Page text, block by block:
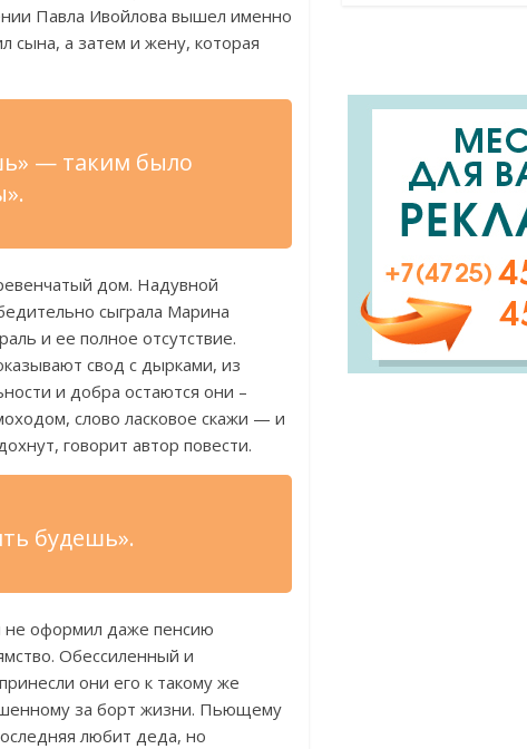
Павла Ивойлова вышел именно
сына, а затем и жену, которая
— таким было
дом. Надувной
сыграла Марина
и ее полное отсутствие.
свод с дырками, из
и добра остаются они –
слово ласковое скажи — и
говорит автор повести.
будешь».
не оформил даже пенсию
Обессиленный и
они его к такому же
за борт жизни. Пьющему
любит деда, но